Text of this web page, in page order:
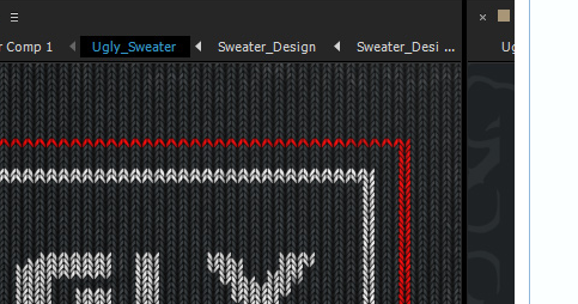
и рождеству. наша новогодняя шейповая композиция будет состоять
в итоге получим великолепную новогоднюю шейповую анимацию,
мы будем с нуля рисовать с помощью шейпов в after effects.